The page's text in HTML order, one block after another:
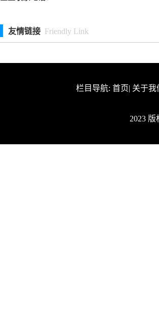
友情链接 Friendly Link
栏目导航: 首页| 关于我
2023